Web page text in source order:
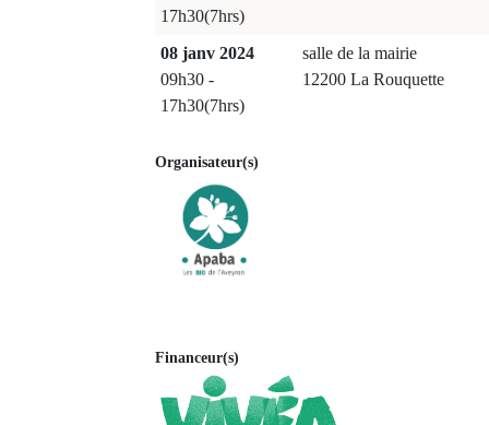
17h30(7hrs)
08 janv 2024
09h30 -
17h30(7hrs)
salle de la mairie
12200 La Rouquette
Organisateur(s)
Financeur(s)